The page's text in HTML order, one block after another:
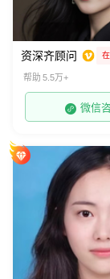
资深齐顾问
帮助 5.5万+
微信